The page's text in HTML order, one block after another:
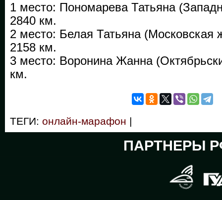
1 место: Пономарева Татьяна
2840 км.
2 место: Белая Татьяна (Московская
2158 км.
3 место: Воронина Жанна
км.
ТЕГИ: онлайн-марафон |
ПАРТНЕРЫ